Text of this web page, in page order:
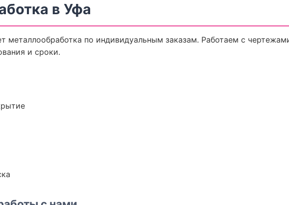
в Уфа
металлообработка по индивидуальным заказам. Работаем с
и сроки.